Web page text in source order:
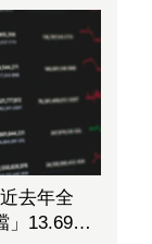
去年全
」13.69億